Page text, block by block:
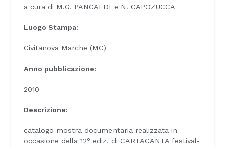
a cura di M.G. PANCALDI e N. CAPOZUCCA
Luogo Stampa:
Civitanova Marche (MC)
Anno pubblicazione:
2010
Descrizione:
catalogo mostra documentaria realizzata in
occasione della 12° ediz. di CARTACANTA festival-